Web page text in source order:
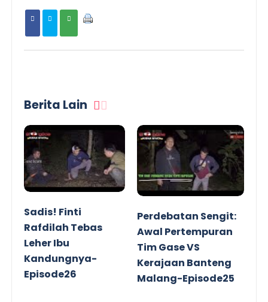
Berita Lain
Sadis! Finti
Rafdilah Tebas
Leher Ibu
Kandungnya-
Episode26
Perdebatan Sengit:
Awal Pertempuran
Tim Gase VS
Kerajaan Banteng
Malang-Episode25